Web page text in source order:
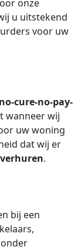
onze
u uitstekend
voor uw
no-cure-no-pay-
wanneer wij
uw woning
dat wij er
verhuren.
bij een